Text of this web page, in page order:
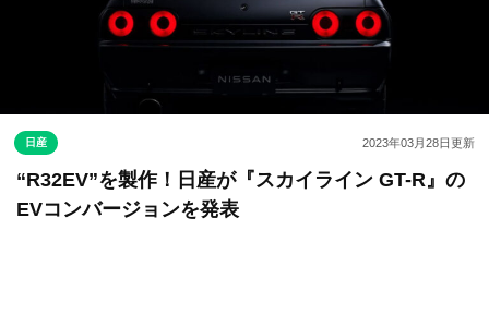
日産 2023年03月28日更新
“R32EV”を製作！日産が『スカイライン GT-R』の
EVコンバージョンを発表